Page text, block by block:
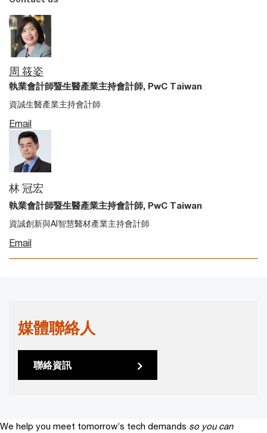
周 筱姿
執業會計師暨生醫產業主持會計師, PwC Taiwan
資誠生醫產業主持會計師
Email
林 冠宏
執業會計師暨生醫產業主持會計師, PwC Taiwan
資誠創新與AI智慧醫材產業主持會計師
Email
媒體聯絡人
聯絡資訊
We help you meet tomorrow’s tech demands so you can